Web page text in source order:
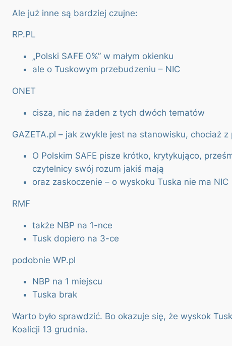
Ale już inne są bardziej czujne:
RP.PL
„Polski SAFE 0%” w małym okienku
ale o Tuskowym przebudzeniu – NIC
ONET
cisza, nic na żaden z tych dwóch tematów
GAZETA.pl – jak zwykle jest na stanowisku, chociaż z
O Polskim SAFE pisze krótko, krytykująco,
czytelnicy swój rozum jakiś mają
oraz zaskoczenie – o wyskoku Tuska nie ma NIC
RMF
także NBP na 1-nce
Tusk dopiero na 3-ce
podobnie WP.pl
NBP na 1 miejscu
Tuska brak
Warto było sprawdzić. Bo okazuje się, że wyskok
Koalicji 13 grudnia.